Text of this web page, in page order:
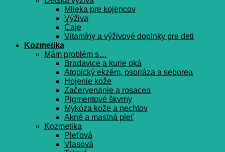
Mlieka pre kojencov
Výživa
Čaje
Vitamíny a výživové doplnky pre deti
Kozmetika
Mám problém s…
Bradavice a kurie oká
Atopický ekzém, psoriáza a seborea
Hojenie kože
Začervenanie a rosacea
Pigmentové škvrny
Mykóza kože a nechtov
Akné a mastná pleť
Kozmetika
Pleťová
Vlasová